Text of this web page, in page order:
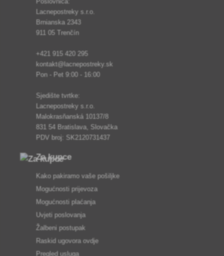
Lacnepostreky s.r.o.
Brnianska 2343
911 05 Trenčín
+421 915 420 295
kontakt@lacnepostreky.sk
Pon - Pet 9:00 - 16:00
Sjedište tvrtke:
Lacnepostreky s.r.o.
Malokrasňanská 10137/8
831 54 Bratislava, Slovačka
PDV broj: SK2120731437
Za kupce
Kako pakiramo vaše pošiljke
Mogućnosti prijevoza
Mogućnosti plaćanja
Uvjeti poslovanja
Žalbeni postupak
Raskid ugovora ovdje
Pregled usluga